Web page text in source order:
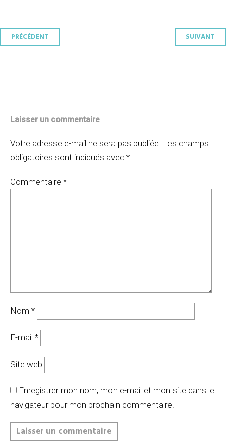
Navigation
PRÉCÉDENT SUIVANT
Laisser un commentaire
Votre adresse e-mail ne sera pas publiée. Les champs
obligatoires sont indiqués avec *
Commentaire *
Nom *
E-mail *
Site web
Enregistrer mon nom, mon e-mail et mon site dans le
navigateur pour mon prochain commentaire.